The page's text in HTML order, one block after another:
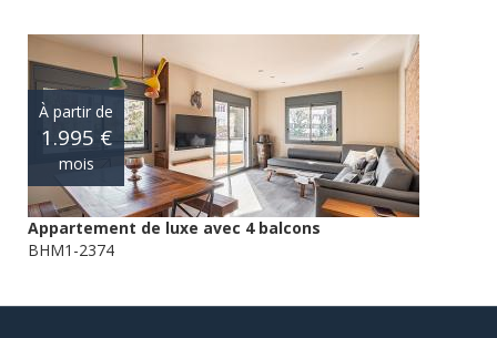
À partir de
1.995 €
mois
Appartement de luxe avec 4 balcons
BHM1-2374